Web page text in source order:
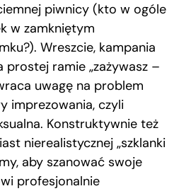
piwnicy (kto w ogóle
w zamkniętym
Wreszcie, kampania
prostej ramie „zażywasz –
uwagę na problem
imprezowania, czyli
Konstruktywnie też
nierealistycznej „szklanki
aby szanować swoje
profesjonalnie